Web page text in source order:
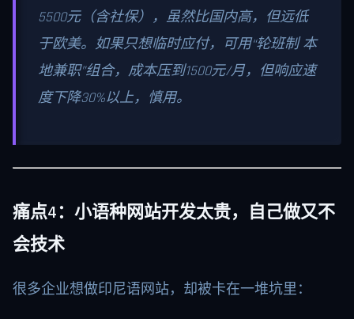
5500元（含社保），虽然比国内高，但远低
于欧美。如果只想临时应付，可用“轮班制 本
地兼职”组合，成本压到1500元/月，但响应速
度下降30%以上，慎用。
痛点4：小语种网站开发太贵，自己做又不
会技术
很多企业想做印尼语网站，却被卡在一堆坑里：